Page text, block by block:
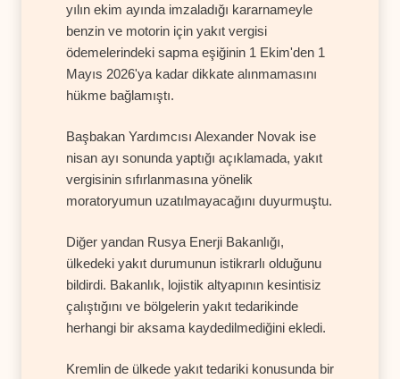
yılın ekim ayında imzaladığı kararnameyle
benzin ve motorin için yakıt vergisi
ödemelerindeki sapma eşiğinin 1 Ekim'den 1
Mayıs 2026'ya kadar dikkate alınmamasını
hükme bağlamıştı.
Başbakan Yardımcısı Alexander Novak ise
nisan ayı sonunda yaptığı açıklamada, yakıt
vergisinin sıfırlanmasına yönelik
moratoryumun uzatılmayacağını duyurmuştu.
Diğer yandan Rusya Enerji Bakanlığı,
ülkedeki yakıt durumunun istikrarlı olduğunu
bildirdi. Bakanlık, lojistik altyapının kesintisiz
çalıştığını ve bölgelerin yakıt tedarikinde
herhangi bir aksama kaydedilmediğini ekledi.
Kremlin de ülkede yakıt tedariki konusunda bir